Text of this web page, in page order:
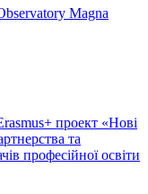
Magna
проект «Нові
та
професійної освіти